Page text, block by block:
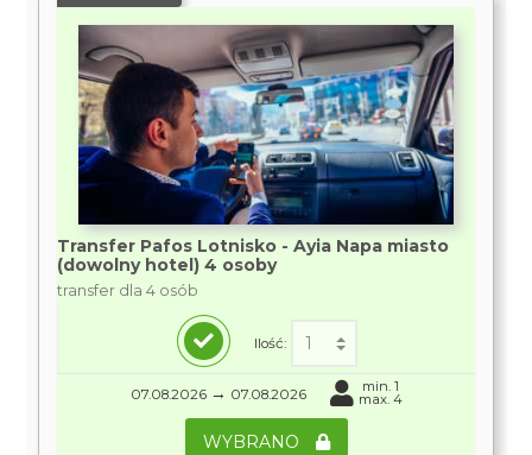
Transfer Pafos Lotnisko - Ayia Napa miasto
(dowolny hotel) 4 osoby
transfer dla 4 osób
Ilość:
07.08.2026 → 07.08.2026 min. 1
max. 4
WYBRANO